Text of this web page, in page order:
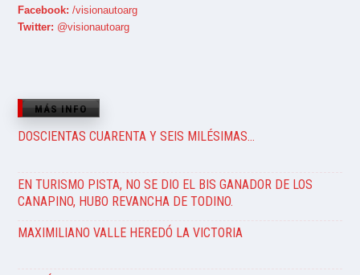
Facebook: /visionautoarg
Twitter: @visionautoarg
MÁS INFO
DOSCIENTAS CUARENTA Y SEIS MILÉSIMAS…
EN TURISMO PISTA, NO SE DIO EL BIS GANADOR DE LOS
CANAPINO, HUBO REVANCHA DE TODINO.
MAXIMILIANO VALLE HEREDÓ LA VICTORIA